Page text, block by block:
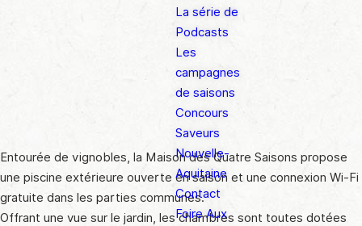
La série de
Podcasts
Les
campagnes
de saisons
Concours
Saveurs
Nouvelle-
Aquitaine
Contact
Foire Aux
Entourée de vignobles, la Maison des Quatre Saisons propose
une piscine extérieure ouverte en saison et une connexion Wi-Fi
gratuite dans les parties communes.
Offrant une vue sur le jardin, les chambres sont toutes dotées